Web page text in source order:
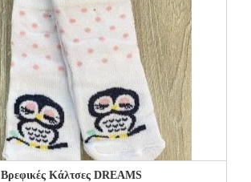
Βρεφικές Κάλτσες DREAMS